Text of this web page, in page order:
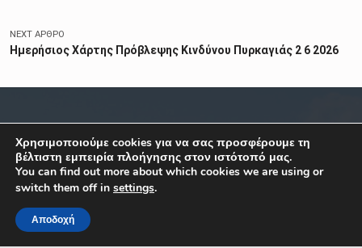
NEXT ΆΡΘΡΟ
Ημερήσιος Χάρτης Πρόβλεψης Κινδύνου Πυρκαγιάς 2 6 2026
ΣΧΕΤΙΚΑ
Όροι Χρήσης
Προστασία Προσ. Δεδομένων
ΕΠΙΚΟΙΝΩΝΙΑ
Κ. Καραμανλή 1, Σέρρες,
Χρησιμοποιούμε cookies για να σας προσφέρουμε τη
βέλτιστη εμπειρία πλοήγησης στον ιστότοπό μας.
You can find out more about which cookies we are using or
switch them off in settings.
Αποδοχή